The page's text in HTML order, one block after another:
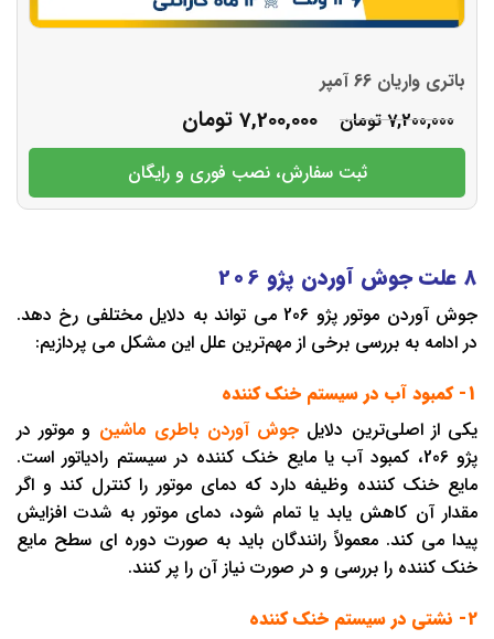
باتری واریان 66 آمپر
7,200,000 تومان 7,200,000 تومان
ثبت سفارش، نصب فوری و رایگان
8 علت جوش آوردن پژو 206
جوش آوردن موتور پژو 206 می تواند به دلایل مختلفی رخ دهد.
در ادامه به بررسی برخی از مهم‌ترین علل این مشکل می پردازیم:
1- کمبود آب در سیستم خنک ‌کننده
یکی از اصلی‌ترین دلایل جوش آوردن باطری ماشین و موتور در
پژو 206، کمبود آب یا مایع خنک ‌کننده در سیستم رادیاتور است.
مایع خنک ‌کننده وظیفه دارد که دمای موتور را کنترل کند و اگر
مقدار آن کاهش یابد یا تمام شود، دمای موتور به شدت افزایش
پیدا می کند. معمولاً رانندگان باید به صورت دوره ‌ای سطح مایع
خنک ‌کننده را بررسی و در صورت نیاز آن را پر کنند.
2- نشتی در سیستم خنک ‌کننده